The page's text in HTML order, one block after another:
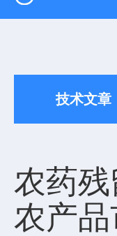
技术文章
农药
农产品